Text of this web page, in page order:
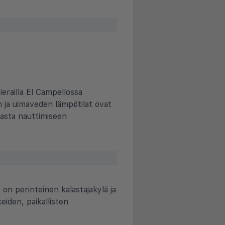
El Campellossa
ja uimaveden lämpötilat ovat
nauttimiseen
perinteinen kalastajakylä ja
paikallisten